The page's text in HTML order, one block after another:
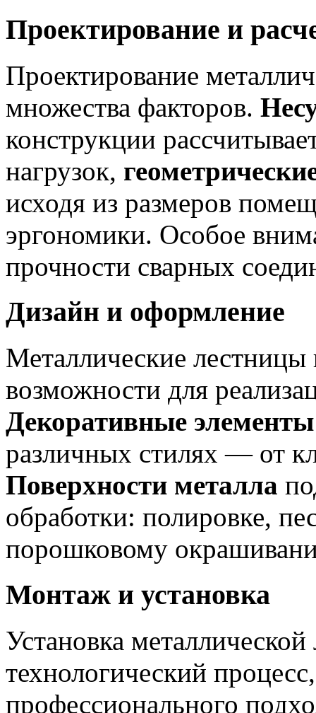
Проектирование и
Проектирование
множества факторов.
конструкции
нагрузок,
исходя из размеров
эргономики. Особое
прочности сварных
Дизайн и оформление
Металлические
возможности для
Декоративные элементы
различных стилях — от
Поверхности металла
обработки: полировке,
порошковому
Монтаж и установка
Установка
технологический
профессионального